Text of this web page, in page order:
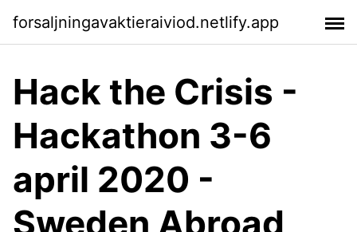
forsaljningavaktieraiviod.netlify.app
Hack the Crisis -
Hackathon 3-6
april 2020 -
Sweden Abroad